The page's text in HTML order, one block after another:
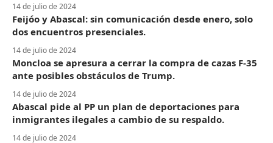
14 de julio de 2024
Feijóo y Abascal: sin comunicación desde enero, solo
dos encuentros presenciales.
14 de julio de 2024
Moncloa se apresura a cerrar la compra de cazas F-35
ante posibles obstáculos de Trump.
14 de julio de 2024
Abascal pide al PP un plan de deportaciones para
inmigrantes ilegales a cambio de su respaldo.
14 de julio de 2024